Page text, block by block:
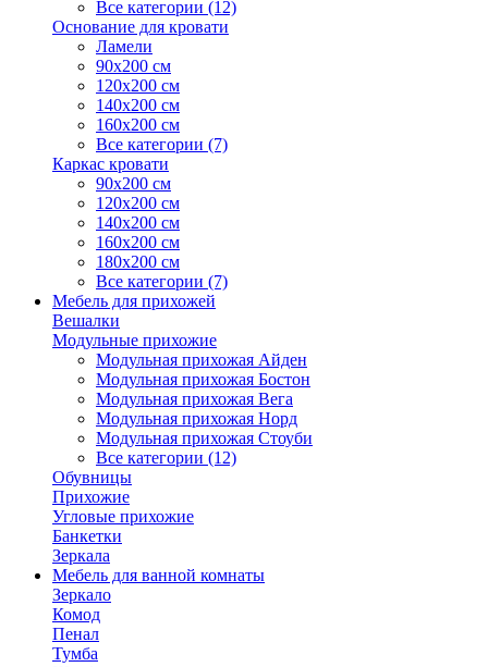
Все категории (12)
Основание для кровати
Ламели
90х200 см
120х200 см
140х200 см
160х200 см
Все категории (7)
Каркас кровати
90х200 см
120х200 см
140х200 см
160х200 см
180х200 см
Все категории (7)
Мебель для прихожей
Вешалки
Модульные прихожие
Модульная прихожая Айден
Модульная прихожая Бостон
Модульная прихожая Вега
Модульная прихожая Норд
Модульная прихожая Стоуби
Все категории (12)
Обувницы
Прихожие
Угловые прихожие
Банкетки
Зеркала
Мебель для ванной комнаты
Зеркало
Комод
Пенал
Тумба